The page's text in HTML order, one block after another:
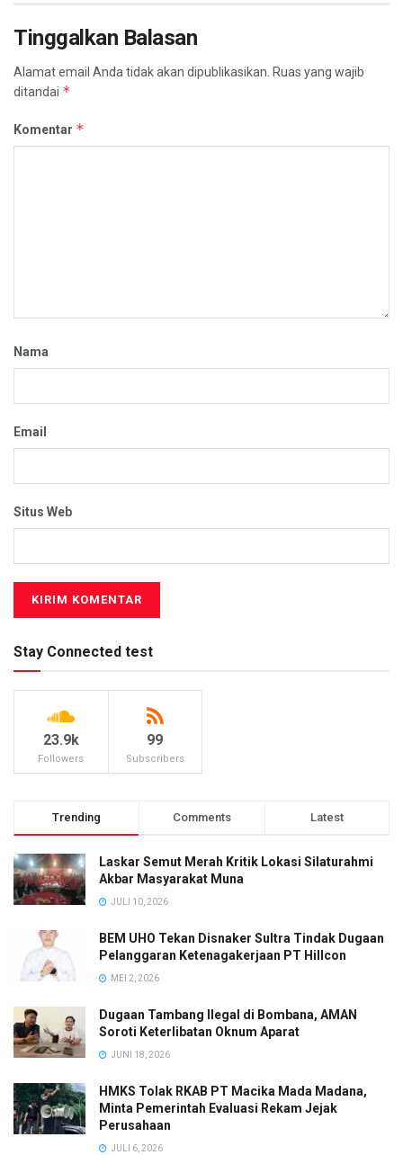
Tinggalkan Balasan
Alamat email Anda tidak akan dipublikasikan. Ruas yang wajib
ditandai *
Komentar *
Nama
Email
Situs Web
Stay Connected test
23.9k
Followers
99
Subscribers
Trending Comments Latest
Laskar Semut Merah Kritik Lokasi Silaturahmi
Akbar Masyarakat Muna
JULI 10, 2026
BEM UHO Tekan Disnaker Sultra Tindak Dugaan
Pelanggaran Ketenagakerjaan PT Hillcon
MEI 2, 2026
Dugaan Tambang Ilegal di Bombana, AMAN
Soroti Keterlibatan Oknum Aparat
JUNI 18, 2026
HMKS Tolak RKAB PT Macika Mada Madana,
Minta Pemerintah Evaluasi Rekam Jejak
Perusahaan
JULI 6, 2026